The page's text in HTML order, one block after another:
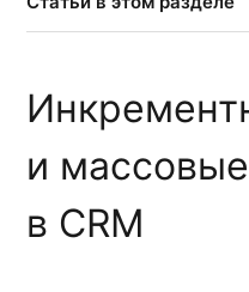
Обновления сервиса
Об ограничении
Об обновлении отчетов
и
в CRM